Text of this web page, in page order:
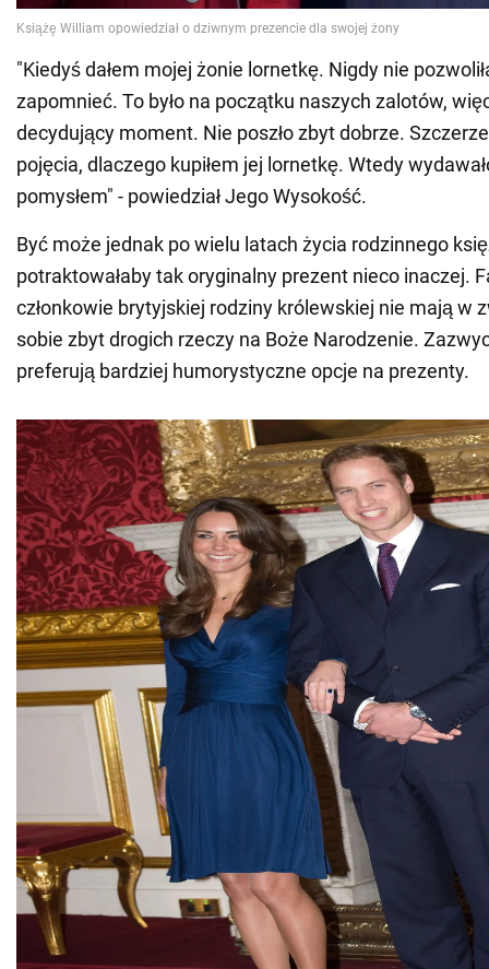
"Kiedyś dałem mojej żonie lornetkę. Nigdy nie
zapomnieć. To było na początku naszych zalotów,
decydujący moment. Nie poszło zbyt dobrze.
pojęcia, dlaczego kupiłem jej lornetkę. Wtedy
pomysłem" - powiedział Jego Wysokość.
Być może jednak po wielu latach życia rodzinnego
potraktowałaby tak oryginalny prezent nieco inaczej.
członkowie brytyjskiej rodziny królewskiej nie mają w
sobie zbyt drogich rzeczy na Boże Narodzenie.
preferują bardziej humorystyczne opcje na prezenty.